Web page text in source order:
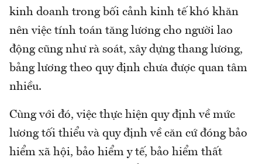
kinh doanh trong bối cảnh kinh tế khó khăn
nên việc tính toán tăng lương cho người lao
động cũng như rà soát, xây dựng thang lương,
bảng lương theo quy định chưa được quan tâm
nhiều.
Cùng với đó, việc thực hiện quy định về mức
lương tối thiểu và quy định về căn cứ đóng bảo
hiểm xã hội, bảo hiểm y tế, bảo hiểm thất